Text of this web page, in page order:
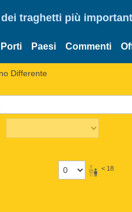
traghetti più
Porti Paesi Commenti
Differente
< 18